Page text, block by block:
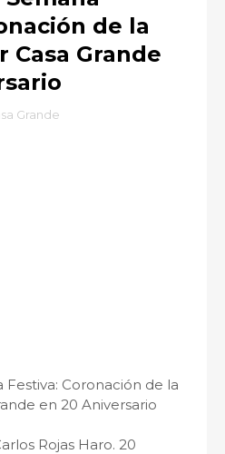
de la
Casa Grande
Grande
Coronación de la
en 20 Aniversario
Rojas Haro. 20